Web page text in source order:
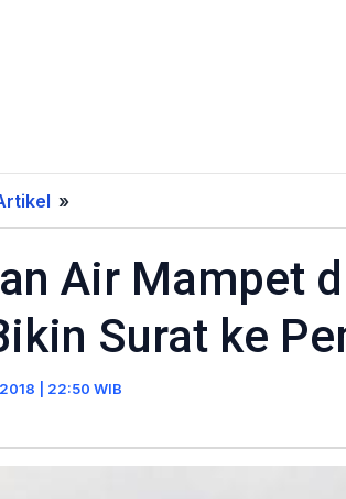
»
Air
Mampet
di
Rutan
Salemba,
Kok
Surat
Air Mampet
Surat ke
| 22:50 WIB